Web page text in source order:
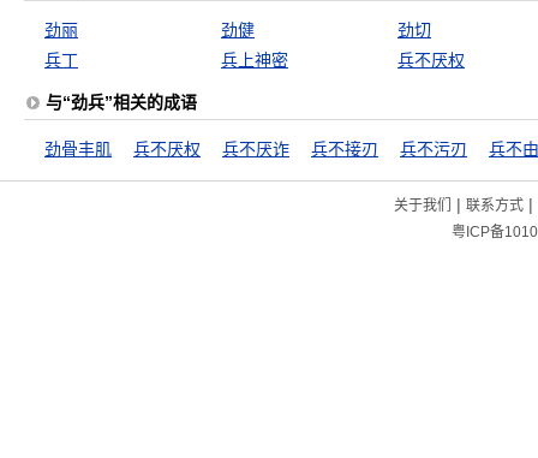
劲丽 劲健
劲切
兵丁
兵上神密 兵不厌权
与“劲兵”相关的成语
劲骨丰肌 兵不厌权 兵不厌诈 兵不接刃 兵不污刃 兵不
关于我们 | 联系方式|
粤ICP备